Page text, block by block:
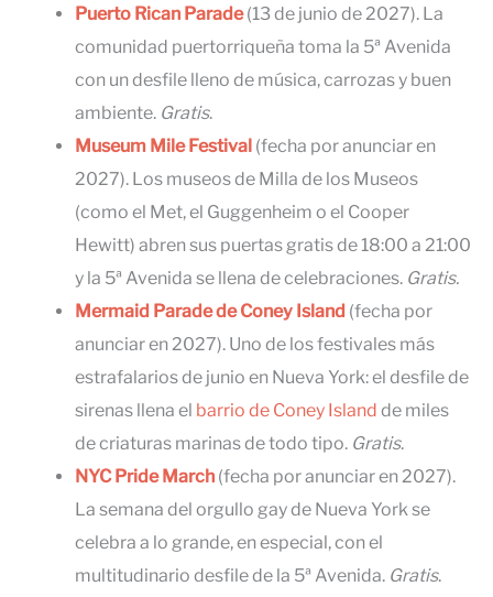
Puerto Rican Parade (13 de junio de 2027). La
comunidad puertorriqueña toma la 5ª Avenida
con un desfile lleno de música, carrozas y buen
ambiente. Gratis.
Museum Mile Festival (fecha por anunciar en
2027). Los museos de Milla de los Museos
(como el Met, el Guggenheim o el Cooper
Hewitt) abren sus puertas gratis de 18:00 a 21:00
y la 5ª Avenida se llena de celebraciones. Gratis.
Mermaid Parade de Coney Island (fecha por
anunciar en 2027). Uno de los festivales más
estrafalarios de junio en Nueva York: el desfile de
sirenas llena el barrio de Coney Island de miles
de criaturas marinas de todo tipo. Gratis.
NYC Pride March (fecha por anunciar en 2027).
La semana del orgullo gay de Nueva York se
celebra a lo grande, en especial, con el
multitudinario desfile de la 5ª Avenida. Gratis.